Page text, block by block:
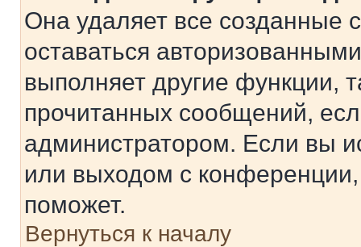
Она удаляет все созданные
оставаться
выполняет другие функции,
прочитанных сообщений,
администратором. Если вы
или выходом с
поможет.
Вернуться к началу